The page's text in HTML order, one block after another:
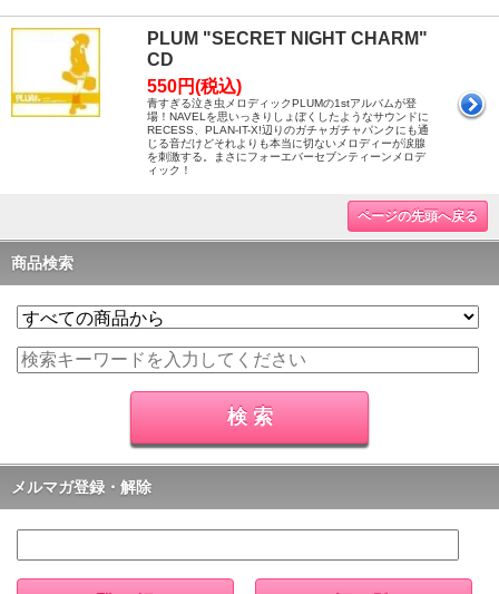
PLUM "SECRET NIGHT CHARM"
CD
550円(税込)
青すぎる泣き虫メロディックPLUMの1stアルバムが登
場！NAVELを思いっきりしょぼくしたようなサウンドに
RECESS、PLAN-IT-X!辺りのガチャガチャパンクにも通
じる音だけどそれよりも本当に切ないメロディーが涙腺
を刺激する。まさにフォーエバーセブンティーンメロデ
ィック！
ページの先頭へ戻る
商品検索
メルマガ登録・解除